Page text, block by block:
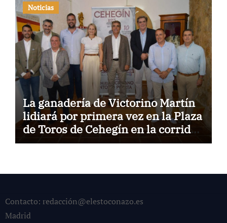
Noticias
La ganadería de Victorino Martín
lidiará por primera vez en la Plaza
de Toros de Cehegín en la corrida
conmemorativa de su 125
Contacto: redacción@elestoconazo.es
Madrid